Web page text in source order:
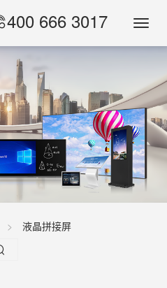
400 666 3017
液晶拼接屏